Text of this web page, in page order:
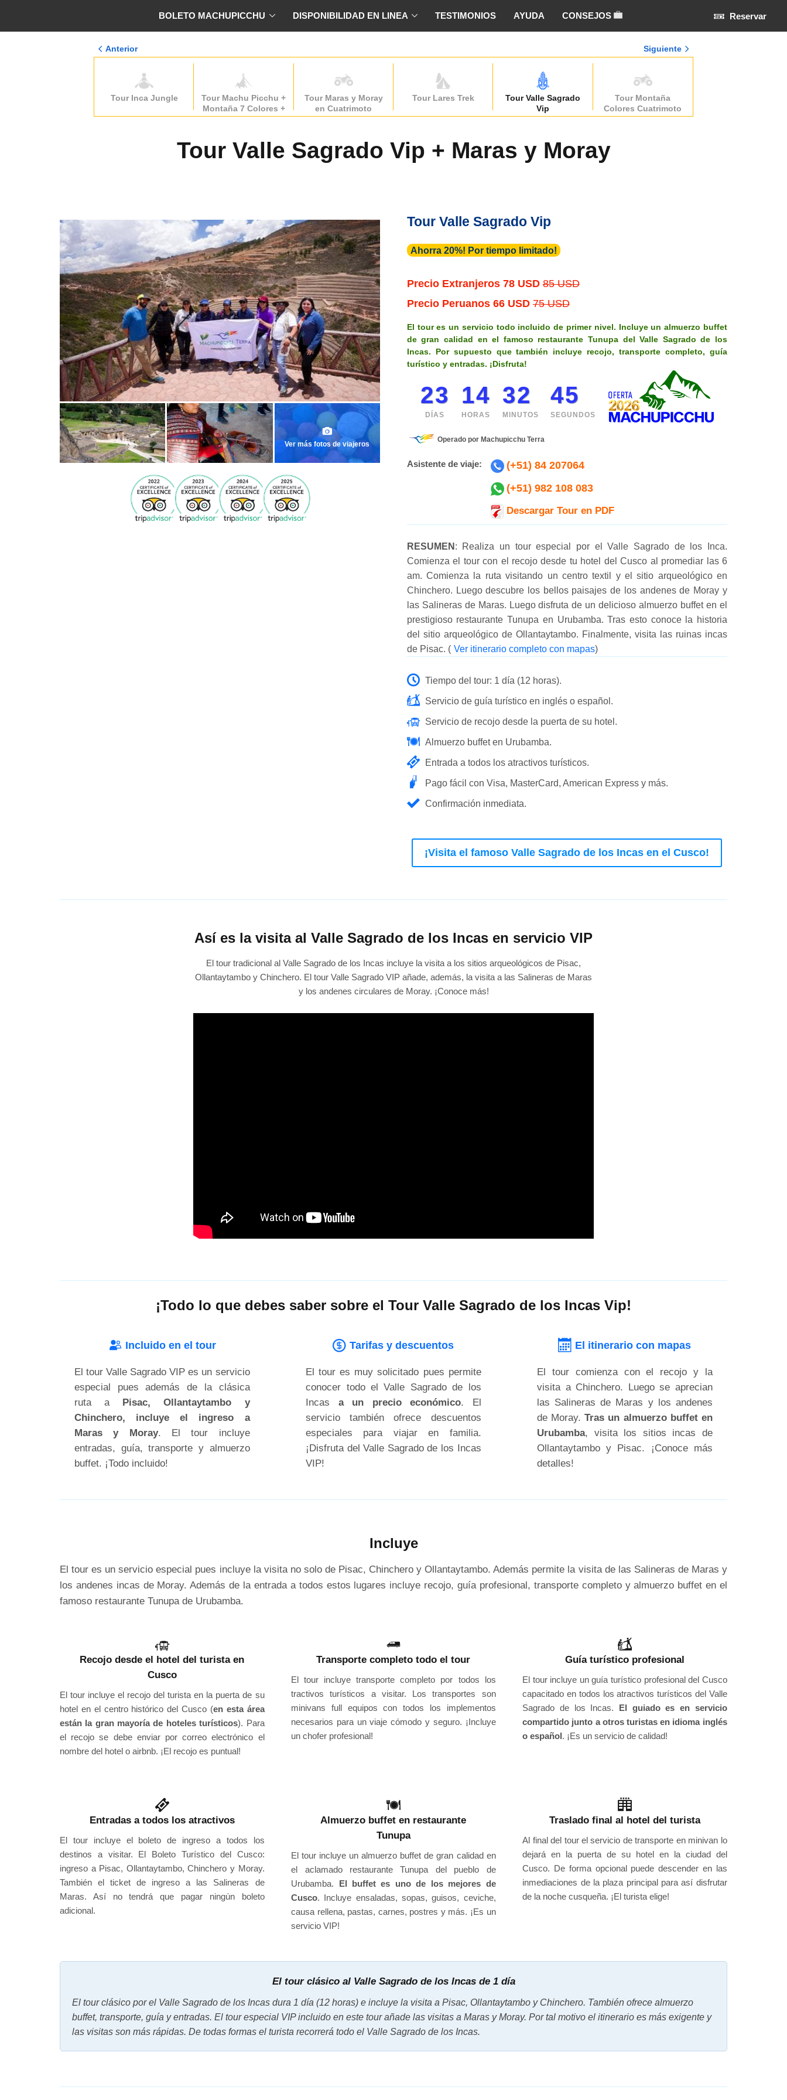
BOLETO MACHUPICCHU DISPONIBILIDAD EN LINEA TESTIMONIOS AYUDA CONSEJOS Reservar
Tour Inca Jungle
Anterior
Tour Machu Picchu +
Montaña 7 Colores +
Laguna Humantay
Tour Maras y Moray
en Cuatrimoto
Tour Lares Trek
Tour Valle Sagrado
Vip
Tour Montaña
Colores Cuatrimoto
Siguiente
Tour Valle Sagrado Vip + Maras y Moray
Ver más fotos de viajeros
Tour Valle Sagrado Vip
Ahorra 20%! Por tiempo limitado!
Precio Extranjeros 78 USD 85 USD
Precio Peruanos 66 USD 75 USD
El tour es un servicio todo incluido de primer nivel. Incluye un almuerzo buffet
de gran calidad en el famoso restaurante Tunupa del Valle Sagrado de los
Incas. Por supuesto que también incluye recojo, transporte completo, guía
turístico y entradas. ¡Disfruta!
23
DÍAS
14
HORAS
32
MINUTOS
44
SEGUNDOS
Operado por Machupicchu Terra
Asistente de viaje:
(+51) 84 207064
(+51) 982 108 083
Descargar Tour en PDF
RESUMEN : Realiza un tour especial por el Valle Sagrado de los Inca.
Comienza el tour con el recojo desde tu hotel del Cusco al promediar las 6
am. Comienza la ruta visitando un centro textil y el sitio arqueológico en
Chinchero. Luego descubre los bellos paisajes de los andenes de Moray y
las Salineras de Maras. Luego disfruta de un delicioso almuerzo buffet en el
prestigioso restaurante Tunupa en Urubamba. Tras esto conoce la historia
del sitio arqueológico de Ollantaytambo. Finalmente, visita las ruinas incas
de Pisac. ( Ver itinerario completo con mapas)
Tiempo del tour: 1 día (12 horas).
Servicio de guía turístico en inglés o español.
Servicio de recojo desde la puerta de su hotel.
Almuerzo buffet en Urubamba.
Entrada a todos los atractivos turísticos.
Pago fácil con Visa, MasterCard, American Express y más.
Confirmación inmediata.
¡Visita el famoso Valle Sagrado de los Incas en el Cusco!
Así es la visita al Valle Sagrado de los Incas en servicio VIP
El tour tradicional al Valle Sagrado de los Incas incluye la visita a los sitios arqueológicos de Pisac,
Ollantaytambo y Chinchero. El tour Valle Sagrado VIP añade, además, la visita a las Salineras de Maras
y los andenes circulares de Moray. ¡Conoce más!
¡Todo lo que debes saber sobre el Tour Valle Sagrado de los Incas Vip!
Incluido en el tour
El tour Valle Sagrado VIP es un servicio
especial pues además de la clásica
ruta a Pisac, Ollantaytambo y
Chinchero, incluye el ingreso a
Maras y Moray. El tour incluye
entradas, guía, transporte y almuerzo
buffet. ¡Todo incluido!
Tarifas y descuentos
El tour es muy solicitado pues permite
conocer todo el Valle Sagrado de los
Incas a un precio económico. El
servicio también ofrece descuentos
especiales para viajar en familia.
¡Disfruta del Valle Sagrado de los Incas
VIP!
El itinerario con mapas
El tour comienza con el recojo y la
visita a Chinchero. Luego se aprecian
las Salineras de Maras y los andenes
de Moray.Tras un almuerzo buffet en
Urubamba, visita los sitios incas de
Ollantaytambo y Pisac. ¡Conoce más
detalles!
Incluye
El tour es un servicio especial pues incluye la visita no solo de Pisac, Chinchero y Ollantaytambo. Además permite la visita de las Salineras de Maras y
los andenes incas de Moray. Además de la entrada a todos estos lugares incluye recojo, guía profesional, transporte completo y almuerzo buffet en el
famoso restaurante Tunupa de Urubamba.
Recojo desde el hotel del turista en
Cusco
El tour incluye el recojo del turista en la puerta de su
hotel en el centro histórico del Cusco (en esta área
están la gran mayoría de hoteles turísticos). Para
el recojo se debe enviar por correo electrónico el
nombre del hotel o airbnb. ¡El recojo es puntual!
Transporte completo todo el tour
El tour incluye transporte completo por todos los
tractivos turísticos a visitar. Los transportes son
minivans full equipos con todos los implementos
necesarios para un viaje cómodo y seguro. ¡Incluye
un chofer profesional!
Guía turístico profesional
El tour incluye un guía turístico profesional del Cusco
capacitado en todos los atractivos turísticos del Valle
Sagrado de los Incas. El guiado es en servicio
compartido junto a otros turistas en idioma inglés
o español. ¡Es un servicio de calidad!
Entradas a todos los atractivos
El tour incluye el boleto de ingreso a todos los
destinos a visitar. El Boleto Turístico del Cusco:
ingreso a Pisac, Ollantaytambo, Chinchero y Moray.
También el ticket de ingreso a las Salineras de
Maras. Así no tendrá que pagar ningún boleto
adicional.
Almuerzo buffet en restaurante
Tunupa
El tour incluye un almuerzo buffet de gran calidad en
el aclamado restaurante Tunupa del pueblo de
Urubamba.
El buffet es uno de los mejores de
Cusco. Incluye ensaladas, sopas, guisos, ceviche,
causa rellena, pastas, carnes, postres y más. ¡Es un
servicio VIP!
Traslado final al hotel del turista
Al final del tour el servicio de transporte en minivan lo
dejará en la puerta de su hotel en la ciudad del
Cusco. De forma opcional puede descender en las
inmediaciones de la plaza principal para así disfrutar
de la noche cusqueña. ¡El turista elige!
El tour clásico al Valle Sagrado de los Incas de 1 día
El tour clásico por el Valle Sagrado de los Incas dura 1 día (12 horas) e incluye la visita a Pisac, Ollantaytambo y Chinchero. También ofrece almuerzo
buffet, transporte, guía y entradas. El tour especial VIP incluido en este tour añade las visitas a Maras y Moray. Por tal motivo el itinerario es más exigente y
las visitas son más rápidas. De todas formas el turista recorrerá todo el Valle Sagrado de los Incas.